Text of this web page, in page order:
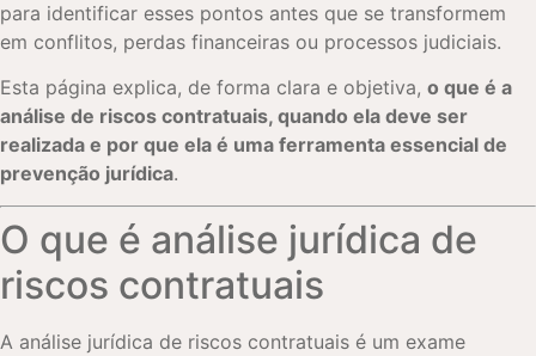
para identificar esses pontos antes que se transformem
em conflitos, perdas financeiras ou processos judiciais.
Esta página explica, de forma clara e objetiva, o que é a
análise de riscos contratuais, quando ela deve ser
realizada e por que ela é uma ferramenta essencial de
prevenção jurídica.
O que é análise jurídica de
riscos contratuais
A análise jurídica de riscos contratuais é um exame